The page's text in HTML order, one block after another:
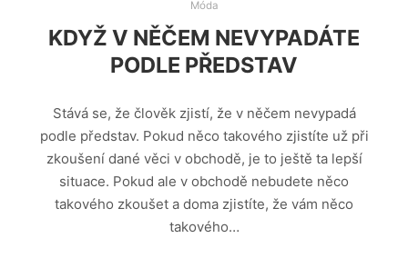
Móda
KDYŽ V NĚČEM NEVYPADÁTE
PODLE PŘEDSTAV
Stává se, že člověk zjistí, že v něčem nevypadá
podle představ. Pokud něco takového zjistíte už při
zkoušení dané věci v obchodě, je to ještě ta lepší
situace. Pokud ale v obchodě nebudete něco
takového zkoušet a doma zjistíte, že vám něco
takového…